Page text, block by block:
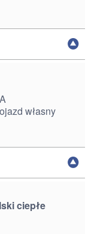
własny
ciepłe